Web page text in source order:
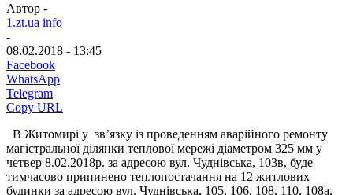
Автор -
1.zt.ua info
-
08.02.2018 - 13:45
Facebook
WhatsApp
Telegram
Copy URL
В Житомирі у зв’язку із проведенням аварійного ремонту
магістральної ділянки теплової мережі діаметром 325 мм у
четвер 8.02.2018р. за адресою вул. Чуднівська, 103в, буде
тимчасово припинено теплопостачання на 12 житлових
будинки за адресою вул. Чуднівська, 105, 106, 108, 110, 108а,